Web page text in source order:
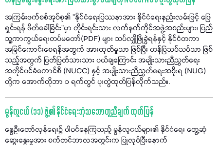
အကြမ်းဖက်စစ်အုပ်စု၏ "နိုင်ငံရေးပြဿနာအား နိုင်ငံရေးနည်းလမ်းဖြင့် ဖြေ
ရှင်းရန် ဖိတ်ခေါ်ခြင်း"မှာ တိုင်းရင်းသား လက်နက်ကိုင်အဖွဲ့အစည်းများ၊ ပြည်
သူ့ကာကွယ်ရေးတပ်မတော်(PDF) များ သပ်လျှိုဖြိုခွဲရန်နှင့် နိုင်ငံတကာ
အမြင်ကောင်းစေရန်အတွက် အားထုတ်မှုသာ ဖြစ်ပြီး ဟန်ပြသပ်သပ်သာ ဖြစ်
သည့်အတွက် ပြတ်ပြတ်သားသား ပယ်ချကြောင်း အမျိုးသားညီညွတ်ရေး
အတိုင်ပင်ခံကောင်စီ (NUCC) နှင့် အမျိုးသားညီညွတ်ရေးအစိုးရ (NUG)
တို့က အောက်တိုဘာ ၁ ရက်တွင် ပူးတွဲထုတ်ပြန်လိုက်သည်။.
မွန်လူငယ် (၁၁) ဖွဲ့၏ နိုင်ငံရေးဘုံသဘောတူညီချက် ထုတ်ပြန်
နွေဦးတော်လှန်ရေး၌ ပါဝင်နေကြသည့် မွန်လူငယ်များ၏ နိုင်ငံရေး တွေ့ဆုံ
ဆွေးနွေးမှုအား စက်တင်ဘာလအတွင်းက ပြုလုပ်ပြီးနောက်